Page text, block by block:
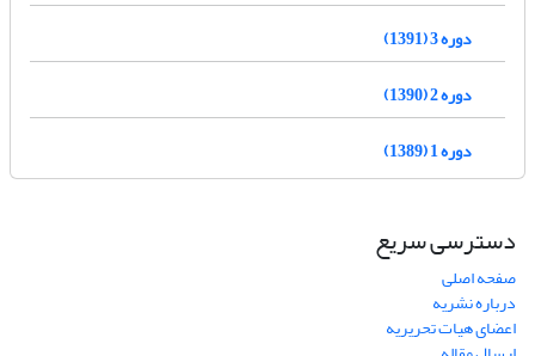
دوره 3 (1391)
دوره 2 (1390)
دوره 1 (1389)
دسترسی سریع
صفحه اصلی
درباره نشریه
اعضای هیات تحریریه